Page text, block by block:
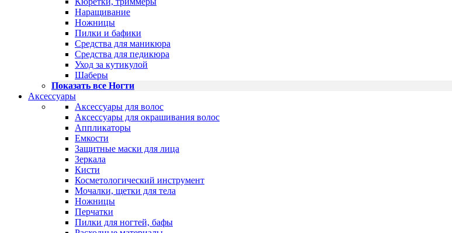
Наращивание
Ножницы
Пилки и бафики
Средства для маникюра
Средства для педикюра
Уход за кутикулой
Шаберы
Показать все Ногти
Аксессуары
Аксессуары для волос
Аксессуары для окрашивания волос
Аппликаторы
Емкости
Защитные маски для лица
Зеркала
Кисти
Косметологический инструмент
Мочалки, щетки для тела
Ножницы
Перчатки
Пилки для ногтей, бафы